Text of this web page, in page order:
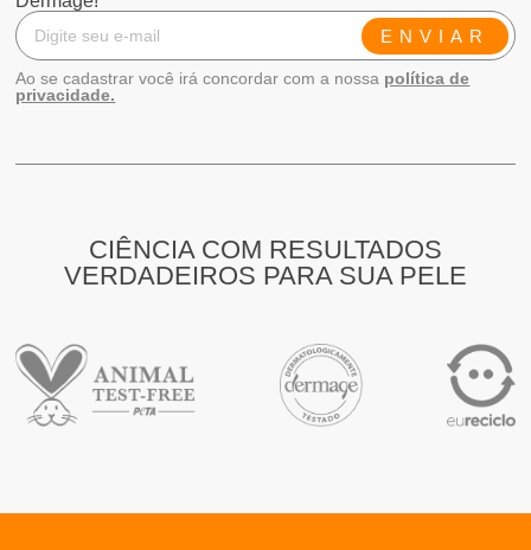
ENVIAR
Ao se cadastrar você irá concordar com a nossa política de
privacidade.
CIÊNCIA COM RESULTADOS
VERDADEIROS PARA SUA PELE